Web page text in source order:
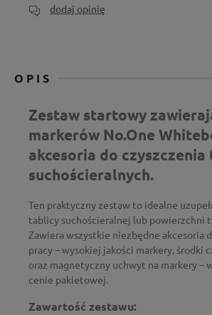
dodaj opinię
OPIS
Zestaw startowy
markerów No.One
akcesoria do
suchościeralnych.
Ten praktyczny zestaw to idealne
tablicy suchościeralnej lub powierzchni
Zawiera wszystkie niezbędne akcesoria
pracy – wysokiej jakości markery, środki
oraz magnetyczny uchwyt na markery –
cenie pakietowej.
Zawartość zestawu: